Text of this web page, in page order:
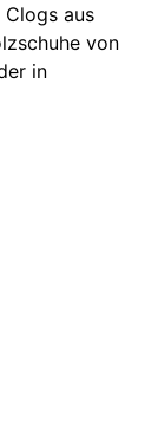
aus
von
in